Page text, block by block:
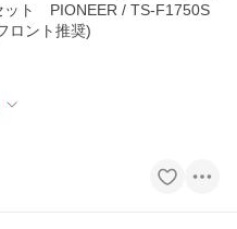
ット PIONEER / TS-F1750S
ント推奨)